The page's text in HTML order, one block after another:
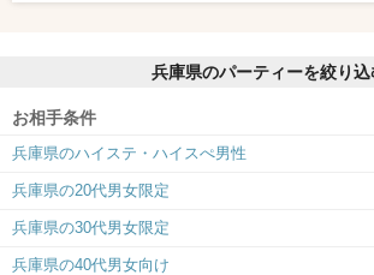
兵庫県のパーティーを絞り込
お相手条件
兵庫県のハイステ・ハイスぺ男性
兵庫県の20代男女限定
兵庫県の30代男女限定
兵庫県の40代男女向け